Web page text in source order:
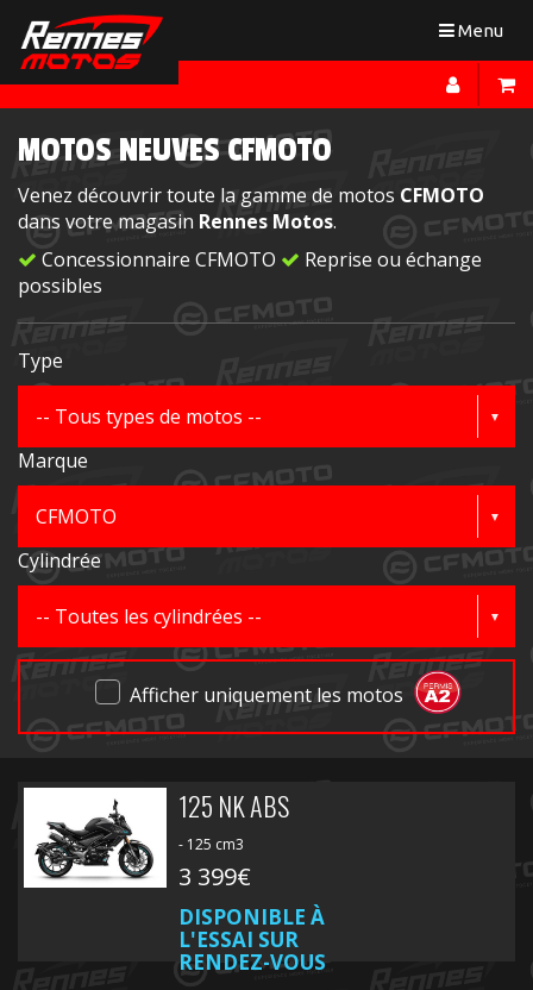
Toggle
Menu
MOTOS NEUVES CFMOTO
Venez découvrir toute la gamme de motos CFMOTO
dans votre magasin Rennes Motos.
Concessionnaire CFMOTO
Reprise ou échange
possibles
Type
Marque
Cylindrée
Afficher uniquement les motos
125 NK ABS
- 125 cm3
3 399€
DISPONIBLE À
L'ESSAI SUR
RENDEZ-VOUS